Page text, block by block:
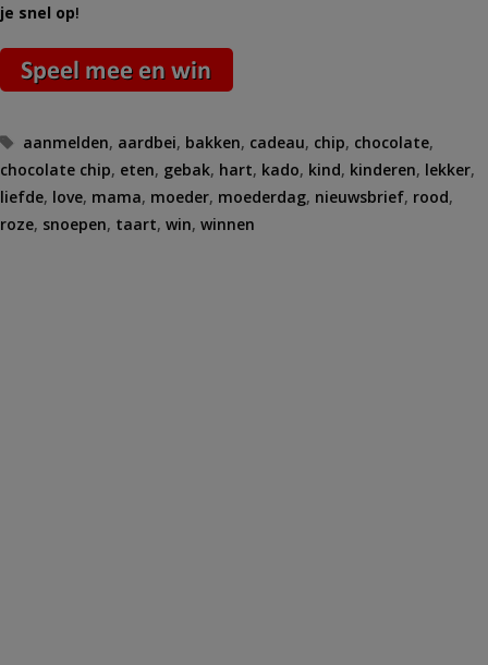
je snel op!
Tags
aanmelden, aardbei, bakken, cadeau, chip, chocolate,
chocolate chip, eten, gebak, hart, kado, kind, kinderen, lekker,
liefde, love, mama, moeder, moederdag, nieuwsbrief, rood,
roze, snoepen, taart, win, winnen